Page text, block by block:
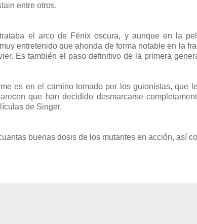
entre otros.
el arco de Fénix oscura, y aunque en la
entretenido que ahonda de forma notable en la
Es también el paso definitivo de la primera
es en el camino tomado por los guionistas, que
que han decidido desmarcarse
de Singer.
buenas dosis de los mutantes en acción, así